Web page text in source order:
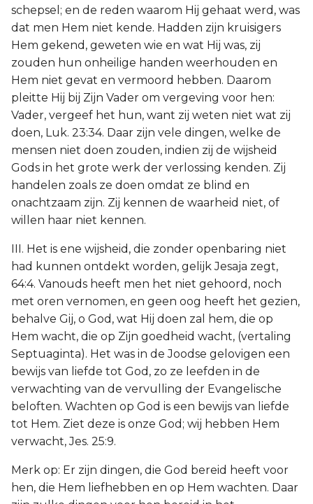
schepsel; en de reden waarom Hij gehaat werd, was
dat men Hem niet kende. Hadden zijn kruisigers
Hem gekend, geweten wie en wat Hij was, zij
zouden hun onheilige handen weerhouden en
Hem niet gevat en vermoord hebben. Daarom
pleitte Hij bij Zijn Vader om vergeving voor hen:
Vader, vergeef het hun, want zij weten niet wat zij
doen, Luk. 23:34. Daar zijn vele dingen, welke de
mensen niet doen zouden, indien zij de wijsheid
Gods in het grote werk der verlossing kenden. Zij
handelen zoals ze doen omdat ze blind en
onachtzaam zijn. Zij kennen de waarheid niet, of
willen haar niet kennen.
III. Het is ene wijsheid, die zonder openbaring niet
had kunnen ontdekt worden, gelijk Jesaja zegt,
64:4. Vanouds heeft men het niet gehoord, noch
met oren vernomen, en geen oog heeft het gezien,
behalve Gij, o God, wat Hij doen zal hem, die op
Hem wacht, die op Zijn goedheid wacht, (vertaling
Septuaginta). Het was in de Joodse gelovigen een
bewijs van liefde tot God, zo ze leefden in de
verwachting van de vervulling der Evangelische
beloften. Wachten op God is een bewijs van liefde
tot Hem. Ziet deze is onze God; wij hebben Hem
verwacht, Jes. 25:9.
Merk op: Er zijn dingen, die God bereid heeft voor
hen, die Hem liefhebben en op Hem wachten. Daar